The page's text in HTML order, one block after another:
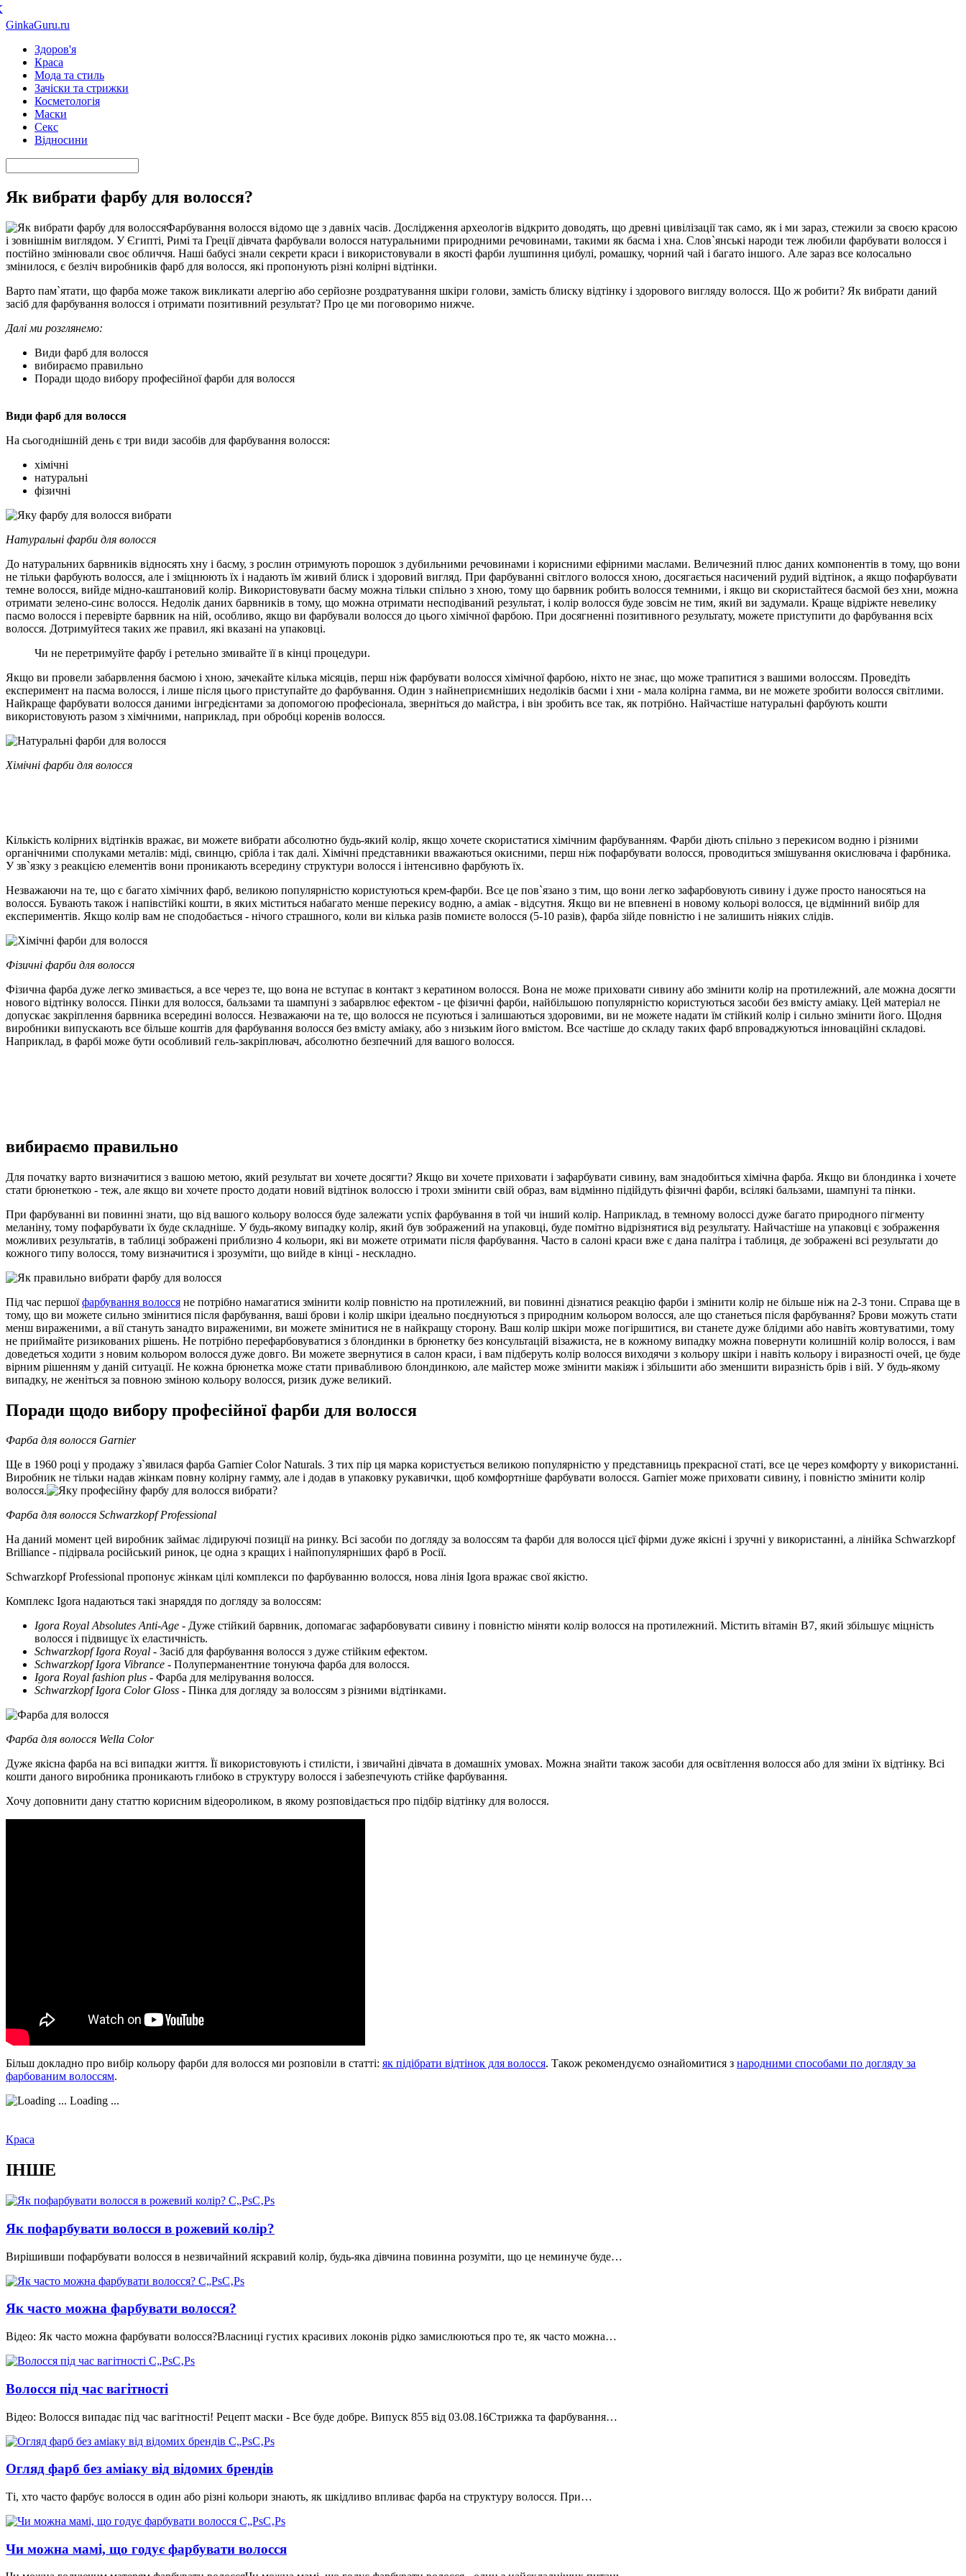
GinkaGuru.ru
Здоров'я
Краса
Мода та стиль
Зачіски та стрижки
Косметологія
Маски
Секс
Відносини
Як вибрати фарбу для волосся?
Фарбування волосся відомо ще з давніх часів. Дослідження археологів відкрито доводять, що древні цивілізації так само, як і ми зараз, стежили за своєю красою
і зовнішнім виглядом. У Єгипті, Римі та Греції дівчата фарбували волосся натуральними природними речовинами, такими як басма і хна. Слов`янські народи теж любили фарбувати волосся і
постійно змінювали своє обличчя. Наші бабусі знали секрети краси і використовували в якості фарби лушпиння цибулі, ромашку, чорний чай і багато іншого. Але зараз все колосально
змінилося, є безліч виробників фарб для волосся, які пропонують різні колірні відтінки.
Варто пам`ятати, що фарба може також викликати алергію або серйозне роздратування шкіри голови, замість блиску відтінку і здорового вигляду волосся. Що ж робити? Як вибрати даний
засіб для фарбування волосся і отримати позитивний результат? Про це ми поговоримо нижче.
Далі ми розглянемо:
Види фарб для волосся
вибираємо правильно
Поради щодо вибору професійної фарби для волосся
Види фарб для волосся
На сьогоднішній день є три види засобів для фарбування волосся:
хімічні
натуральні
фізичні
Натуральні фарби для волосся
До натуральних барвників відносять хну і басму, з рослин отримують порошок з дубильними речовинами і корисними ефірними маслами. Величезний плюс даних компонентів в тому, що вони
не тільки фарбують волосся, але і зміцнюють їх і надають їм живий блиск і здоровий вигляд. При фарбуванні світлого волосся хною, досягається насичений рудий відтінок, а якщо пофарбувати
темне волосся, вийде мідно-каштановий колір. Використовувати басму можна тільки спільно з хною, тому що барвник робить волосся темними, і якщо ви скористайтеся басмой без хни, можна
отримати зелено-синє волосся. Недолік даних барвників в тому, що можна отримати несподіваний результат, і колір волосся буде зовсім не тим, який ви задумали. Краще відріжте невелику
пасмо волосся і перевірте барвник на ній, особливо, якщо ви фарбували волосся до цього хімічної фарбою. При досягненні позитивного результату, можете приступити до фарбування всіх
волосся. Дотримуйтеся таких же правил, які вказані на упаковці.
Чи не перетримуйте фарбу і ретельно змивайте її в кінці процедури.
Якщо ви провели забарвлення басмою і хною, зачекайте кілька місяців, перш ніж фарбувати волосся хімічної фарбою, ніхто не знає, що може трапитися з вашими волоссям. Проведіть
експеримент на пасма волосся, і лише після цього приступайте до фарбування. Один з найнеприємніших недоліків басми і хни - мала колірна гамма, ви не можете зробити волосся світлими.
Найкраще фарбувати волосся даними інгредієнтами за допомогою професіонала, зверніться до майстра, і він зробить все так, як потрібно. Найчастіше натуральні фарбують кошти
використовують разом з хімічними, наприклад, при обробці коренів волосся.
Хімічні фарби для волосся
Кількість колірних відтінків вражає, ви можете вибрати абсолютно будь-який колір, якщо хочете скористатися хімічним фарбуванням. Фарби діють спільно з перекисом водню і різними
органічними сполуками металів: міді, свинцю, срібла і так далі. Хімічні представники вважаються окисними, перш ніж пофарбувати волосся, проводиться змішування окислювача і фарбника.
У зв`язку з реакцією елементів вони проникають всередину структури волосся і інтенсивно фарбують їх.
Незважаючи на те, що є багато хімічних фарб, великою популярністю користуються крем-фарби. Все це пов`язано з тим, що вони легко зафарбовують сивину і дуже просто наносяться на
волосся. Бувають також і напівстійкі кошти, в яких міститься набагато менше перекису водню, а аміак - відсутня. Якщо ви не впевнені в новому кольорі волосся, це відмінний вибір для
експериментів. Якщо колір вам не сподобається - нічого страшного, коли ви кілька разів помиєте волосся (5-10 разів), фарба зійде повністю і не залишить ніяких слідів.
Фізичні фарби для волосся
Фізична фарба дуже легко змивається, а все через те, що вона не вступає в контакт з кератином волосся. Вона не може приховати сивину або змінити колір на протилежний, але можна досягти
нового відтінку волосся. Пінки для волосся, бальзами та шампуні з забарвлює ефектом - це фізичні фарби, найбільшою популярністю користуються засоби без вмісту аміаку. Цей матеріал не
допускає закріплення барвника всередині волосся. Незважаючи на те, що волосся не псуються і залишаються здоровими, ви не можете надати їм стійкий колір і сильно змінити його. Щодня
виробники випускають все більше коштів для фарбування волосся без вмісту аміаку, або з низьким його вмістом. Все частіше до складу таких фарб впроваджуються інноваційні складові.
Наприклад, в фарбі може бути особливий гель-закріплювач, абсолютно безпечний для вашого волосся.
вибираємо правильно
Для початку варто визначитися з вашою метою, який результат ви хочете досягти? Якщо ви хочете приховати і зафарбувати сивину, вам знадобиться хімічна фарба. Якщо ви блондинка і хочете
стати брюнеткою - теж, але якщо ви хочете просто додати новий відтінок волоссю і трохи змінити свій образ, вам відмінно підійдуть фізичні фарби, всілякі бальзами, шампуні та пінки.
При фарбуванні ви повинні знати, що від вашого кольору волосся буде залежати успіх фарбування в той чи інший колір. Наприклад, в темному волоссі дуже багато природного пігменту
меланіну, тому пофарбувати їх буде складніше. У будь-якому випадку колір, який був зображений на упаковці, буде помітно відрізнятися від результату. Найчастіше на упаковці є зображення
можливих результатів, в таблиці зображені приблизно 4 кольори, які ви можете отримати після фарбування. Часто в салоні краси вже є дана палітра і таблиця, де зображені всі результати до
кожного типу волосся, тому визначитися і зрозуміти, що вийде в кінці - нескладно.
Під час першоїфарбування волосся не потрібно намагатися змінити колір повністю на протилежний, ви повинні дізнатися реакцію фарби і змінити колір не більше ніж на 2-3 тони. Справа ще в
тому, що ви можете сильно змінитися після фарбування, ваші брови і колір шкіри ідеально поєднуються з природним кольором волосся, але що станеться після фарбування? Брови можуть стати
менш вираженими, а вії стануть занадто вираженими, ви можете змінитися не в найкращу сторону. Ваш колір шкіри може погіршитися, ви станете дуже блідими або навіть жовтуватими, тому
не приймайте ризикованих рішень. Не потрібно перефарбовуватися з блондинки в брюнетку без консультацій візажиста, не в кожному випадку можна повернути колишній колір волосся, і вам
доведеться ходити з новим кольором волосся дуже довго. Ви можете звернутися в салон краси, і вам підберуть колір волосся виходячи з кольору шкіри і навіть кольору і виразності очей, це буде
вірним рішенням у даній ситуації. Не кожна брюнетка може стати привабливою блондинкою, але майстер може змінити макіяж і збільшити або зменшити виразність брів і вій. У будь-якому
випадку, не женіться за повною зміною кольору волосся, ризик дуже великий.
Поради щодо вибору професійної фарби для волосся
Фарба для волосся Garnier
Ще в 1960 році у продажу з`явилася фарба Garnier Color Naturals. З тих пір ця марка користується великою популярністю у представниць прекрасної статі, все це через комфорту у використанні.
Виробник не тільки надав жінкам повну колірну гамму, але і додав в упаковку рукавички, щоб комфортніше фарбувати волосся. Garnier може приховати сивину, і повністю змінити колір
волосся.
Фарба для волосся SchwarzkopfProfessional
На даний момент цей виробник займає лідируючі позиції на ринку. Всі засоби по догляду за волоссям та фарби для волосся цієї фірми дуже якісні і зручні у використанні, а лінійка Schwarzkopf
Brilliance - підірвала російський ринок, це одна з кращих і найпопулярніших фарб в Росії.
Schwarzkopf Professional пропонує жінкам цілі комплекси по фарбуванню волосся, нова лінія Igora вражає свої якістю.
Комплекс Igora надаються такі знаряддя по догляду за волоссям:
Igora Royal Absolutes Anti-Age - Дуже стійкий барвник, допомагає зафарбовувати сивину і повністю міняти колір волосся на протилежний. Містить вітамін B7, який збільшує міцність
волосся і підвищує їх еластичність.
Schwarzkopf Igora Royal - Засіб для фарбування волосся з дуже стійким ефектом.
Schwarzkopf Igora Vibrance - Полуперманентние тонуюча фарба для волосся.
Igora Royal fashion plus - Фарба для мелірування волосся.
Schwarzkopf Igora Color Gloss - Пінка для догляду за волоссям з різними відтінками.
Фарба для волосся Wella Color
Дуже якісна фарба на всі випадки життя. Її використовують і стилісти, і звичайні дівчата в домашніх умовах. Можна знайти також засоби для освітлення волосся або для зміни їх відтінку. Всі
кошти даного виробника проникають глибоко в структуру волосся і забезпечують стійке фарбування.
Хочу доповнити дану статтю корисним відеороликом, в якому розповідається про підбір відтінку для волосся.
Більш докладно про вибір кольору фарби для волосся ми розповіли в статті: як підібрати відтінок для волосся. Також рекомендуємо ознайомитися з народними способами по догляду за
фарбованим волоссям.
Loading ...
Краса
ІНШЕ
Як пофарбувати волосся в рожевий колір?
Вирішивши пофарбувати волосся в незвичайний яскравий колір, будь-яка дівчина повинна розуміти, що це неминуче буде…
Як часто можна фарбувати волосся?
Відео: Як часто можна фарбувати волосся?Власниці густих красивих локонів рідко замислюються про те, як часто можна…
Волосся під час вагітності
Відео: Волосся випадає під час вагітності! Рецепт маски - Все буде добре. Випуск 855 від 03.08.16Стрижка та фарбування…
Огляд фарб без аміаку від відомих брендів
Ті, хто часто фарбує волосся в один або різні кольори знають, як шкідливо впливає фарба на структуру волосся. При…
Чи можна мамі, що годує фарбувати волосся